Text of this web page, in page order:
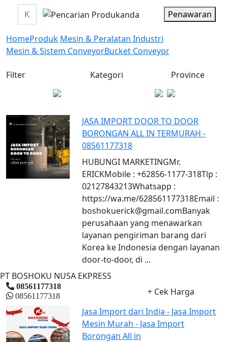
Penawaran
HomeProduk Mesin & Peralatan Industri
Mesin & Sistem ConveyorBucket Conveyor
Filter Kategori Province
JASA IMPORT DOOR TO DOOR
BORONGAN ALL IN TERMURAH -
08561177318
HUBUNGI MARKETINGMr.
ERICKMobile : +62856-1177-318Tlp :
02127843213Whatsapp :
https://wa.me/628561177318Email :
boshokuerick@gmail.comBanyak
perusahaan yang menawarkan
layanan pengiriman barang dari
Korea ke Indonesia dengan layanan
door-to-door, di ...
PT BOSHOKU NUSA EKPRESS
08561177318
08561177318
+ Cek Harga
Jasa Import dari India - Jasa Import
Mesin Murah - Jasa Import
Borongan All in